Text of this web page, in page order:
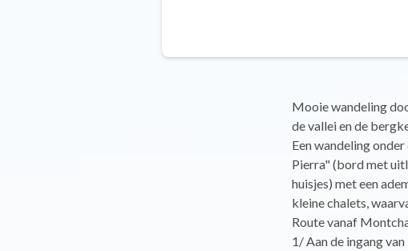
Mooie wandeling
de vallei en de
Een wandeling
Pierra" (bord met
huisjes) met een
kleine chalets,
Route vanaf
1/ Aan de ingang